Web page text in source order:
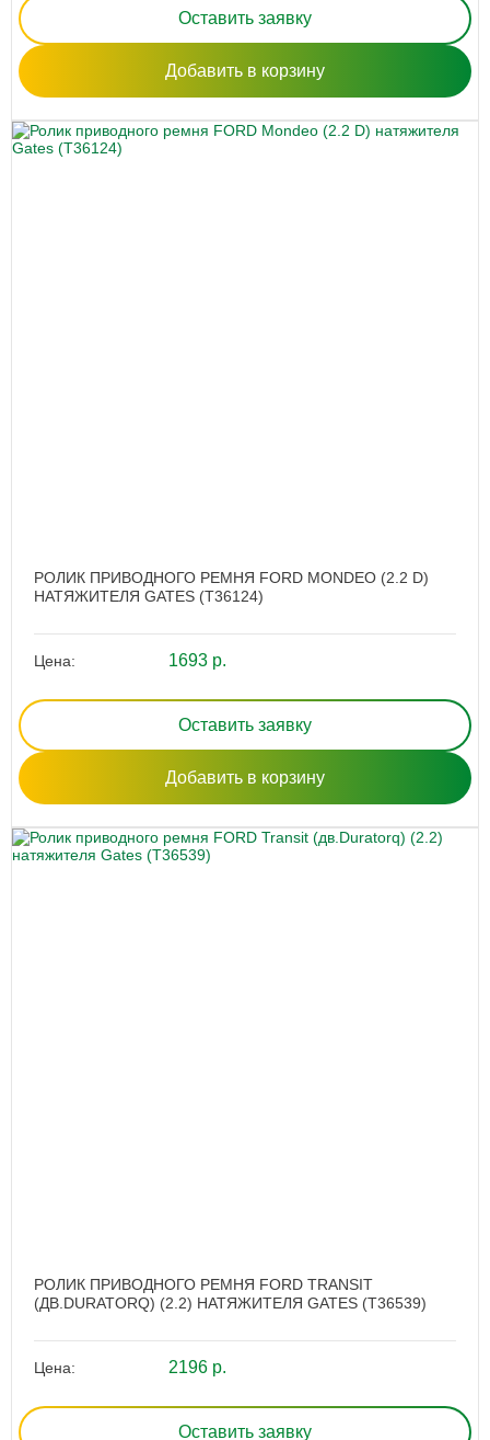
Оставить заявку
Добавить в корзину
РОЛИК ПРИВОДНОГО РЕМНЯ FORD MONDEO (2.2 D)
НАТЯЖИТЕЛЯ GATES (T36124)
Цена: 1693 р.
Оставить заявку
Добавить в корзину
РОЛИК ПРИВОДНОГО РЕМНЯ FORD TRANSIT
(ДВ.DURATORQ) (2.2) НАТЯЖИТЕЛЯ GATES (T36539)
Цена: 2196 р.
Оставить заявку